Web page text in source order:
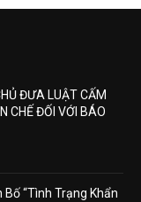
ĐƯA LUẬT CẤM
CHẾ ĐỐI VỚI BÁO
“Tình Trạng Khẩn